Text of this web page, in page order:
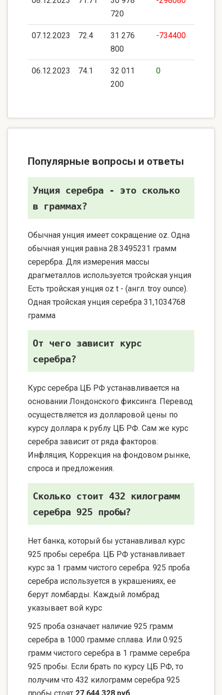
720
07.12.2023 72.4
31 276
800
-734400
06.12.2023 74.1
32 011
200
0
Популярные вопросы и ответы
Унция серебра - это сколько
в граммах?
Обычная унция имеет сокращение oz. Одна
обычная унция равна 28.3495231 грамм
серербра. Для измерения массы
драгметаллов используется тройская унция
Есть тройская унция oz t - (англ. troy ounce).
Одная тройская унция серебра 31,1034768
грамма
От чего зависит курс
серебра?
Курс серебра ЦБ РФ устанавливается на
основании Лондонского фиксинга. Перевод
осуществляется из долларовой цены по
курсу доллара к рублу ЦБ РФ. Сам же курс
серебра зависит от ряда факторов:
Инфляция, Коррекция на фондовом рынке,
спроса и предложения.
Сколько стоит 432 килограмм
серебра 925 пробы?
Нет банка, который бы устанавливал курс
925 пробы серебра. ЦБ РФ устанавливает
курс за 1 грамм чистого серебра. 925 проба
серебра используется в украшениях, ее
берут ломбарды. Каждый ломбрад
указывает вой курс
925 проба означает наличие 925 грамм
серебра в 1000 грамме сплава. Или 0.925
грамм чистого серебра в 1 грамме серебра
925 пробы. Если брать по курсу ЦБ РФ, то
получим что 432 килограмм серебра 925